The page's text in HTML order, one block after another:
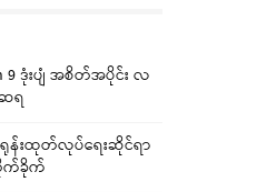
9 ဒုံးပျံ အစိတ်အပိုင်း လ
ရ
န်းထုတ်လုပ်ရေးဆိုင်ရာ
က်ခိုက်